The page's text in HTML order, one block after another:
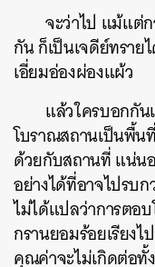
จะว่าไป แม้แต่
กัน ก็เป็นเจดีย์ทรา
เอี่ยมอ่องผ่องแผ้ว
แล้วใครบอกกัน
โบราณสถานเป็นพื้น
ด้วยกับสถานที่ แน่น
อย่างได้ที่อาจไปรบ
ไม่ได้แปลว่าการตอ
กรานยอมร้อยเรียง
คุณค่าจะไม่เกิดต่อทั้